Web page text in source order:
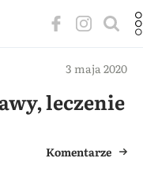
3 maja 2020
leczenie
Komentarze